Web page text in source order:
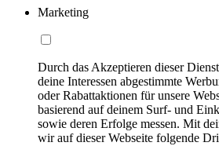
Marketing
Durch das Akzeptieren dieser
deine Interessen abgestimmte
oder Rabattaktionen für unsere
basierend auf deinem Surf- und
sowie deren Erfolge messen. Mit
wir auf dieser Webseite folgende